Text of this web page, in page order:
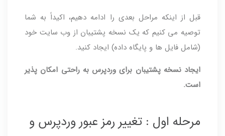
قبل از اینکه مراحل بعدی را ادامه دهیم، اکیداً به شما
توصیه می کنیم که یک نسخه پشتیبان از وب سایت خود
(شامل فایل ها و پایگاه داده) ایجاد کنید.
ایجاد نسخه پشتیبان برای وردپرس به راحتی امکان پذیر
است.
مرحله اول : تغییر رمز عبور وردپرس و